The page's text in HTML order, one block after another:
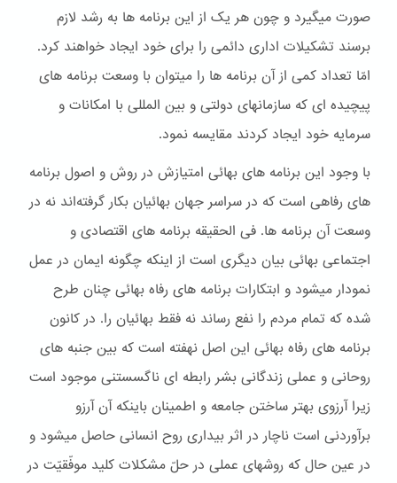
صورت ميگيرد و چون هر يک از اين برنامه ها به رشد لازم
برسند تشکيلات اداری دائمی را برای خود ايجاد خواهند کرد.
امّا تعداد کمی از آن برنامه ها را ميتوان با وسعت برنامه های
پيچيده ای که سازمانهای دولتی و بين المللی با امکانات و
سرمايه خود ايجاد کردند مقايسه نمود.
با وجود اين برنامه های بهائی امتيازش در روش و اصول برنامه
های رفاهی است که در سراسر جهان بهائيان بکار گرفته‌اند نه در
وسعت آن برنامه ها. فی الحقيقه برنامه های اقتصادی و
اجتماعی بهائی بيان ديگری است از اينکه چگونه ايمان در عمل
نمودار ميشود و ابتکارات برنامه های رفاه بهائی چنان طرح
شده که تمام مردم را نفع رساند نه فقط بهائيان را. در کانون
برنامه های رفاه بهائی اين اصل نهفته است که بين جنبه های
روحانی و عملی زندگانی بشر رابطه ای ناگسستنی موجود است
زيرا آرزوی بهتر ساختن جامعه و اطمينان باينکه آن آرزو
برآوردنی است ناچار در اثر بيداری روح انسانی حاصل ميشود و
در عين حال که روشهای عملی در حلّ مشکلات کليد موفّقيّت در